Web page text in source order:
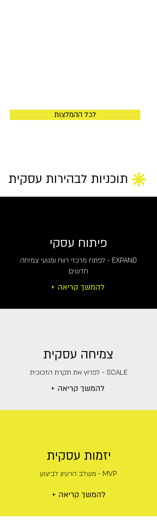
לכל ההמלצות
תוכניות לבהירות עסקית
פיתוח עסקי
EXPAND - לפתח מרכזי רווח ומנועי צמיחה
חדשים
+ להמשך קריאה
צמיחה עסקית
SCALE - לפרוץ את תקרת הזכוכית
+ להמשך קריאה
יזמות עסקית
MVP - משלב הרעיון לביצוע
+ להמשך קריאה